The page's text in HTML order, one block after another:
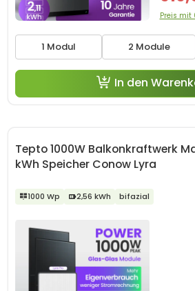
1 Modul 2 Module
Preis mit
In den
Tepto 1000W Balkonkraftwerk
kWh Speicher Conow Lyra
1000 Wp 2,56 kWh bifazial